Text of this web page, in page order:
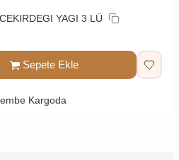
YAGI 3 LÜ
Sepete Ekle
Kargoda